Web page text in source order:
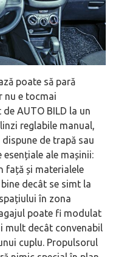
poate să pară
nu e tocmai
AUTO BILD la un
reglabile manual,
de trapă sau
ale mașinii:
față și materialele
decât se simt la
în zona
poate fi modulat
mult decât convenabil
cuplu. Propulsorul